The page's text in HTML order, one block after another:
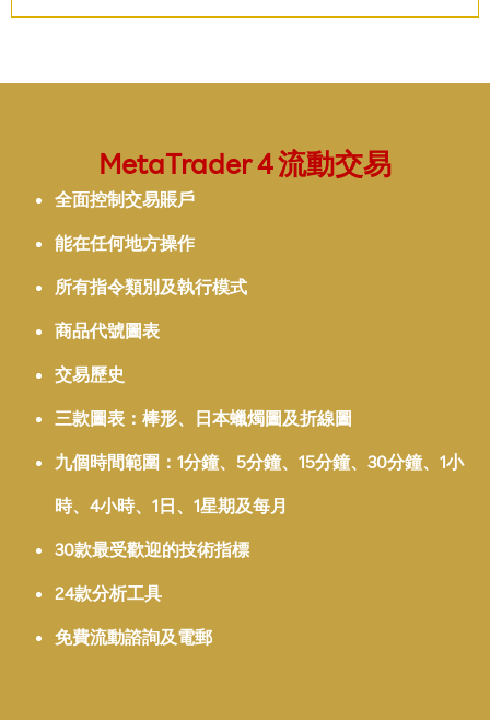
MetaTrader 4 流動交易
全面控制交易賬戶
能在任何地方操作
所有指令類別及執行模式
商品代號圖表
交易歷史
三款圖表：棒形、日本蠟燭圖及折線圖
九個時間範圍：1分鐘、5分鐘、15分鐘、30分鐘、1小
時、4小時、1日、1星期及每月
30款最受歡迎的技術指標
24款分析工具
免費流動諮詢及電郵